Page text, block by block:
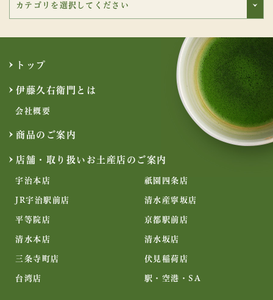
トップ
伊藤久右衛門とは
会社概要
商品のご案内
店舗・取り扱いお土産店のご案内
宇治本店 祇園四条店
JR宇治駅前店 清水産寧坂店
平等院店 京都駅前店
清水本店 清水坂店
三条寺町店 伏見稲荷店
台湾店 駅・空港・SA